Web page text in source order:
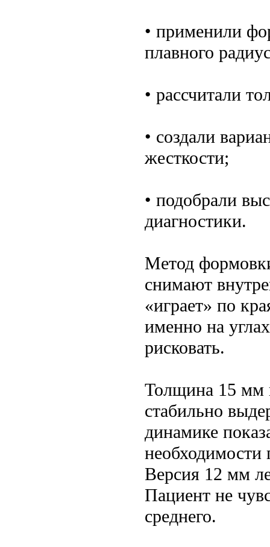
• применили
плавного
• рассчитали
• создали
жесткости;
• подобрали
диагностики.
Метод
снимают
«играет» по
именно на
рисковать.
Толщина 15 мм
стабильно
динамике
необходимости
Версия 12 мм
Пациент не
среднего.